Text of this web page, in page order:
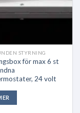
STYRNING
för max 6 st
24 volt